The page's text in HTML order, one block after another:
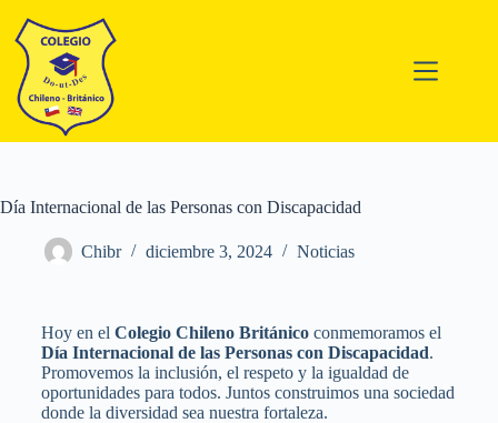
Día Internacional de las Personas con Discapacidad
Chibr diciembre 3, 2024 Noticias
Hoy en el Colegio Chileno Británicoconmemoramos el
Día Internacional de las Personas con Discapacidad.
Promovemos la inclusión, el respeto y la igualdad de
oportunidades para todos. Juntos construimos una sociedad
donde la diversidad sea nuestra fortaleza.